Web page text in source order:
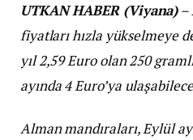
UTKAN HABER (Viyana)–
fiyatları hızla yükselmeye
yıl 2,59 Euro olan 250
ayında 4 Euro’ya
Alman mandıraları, Eylül